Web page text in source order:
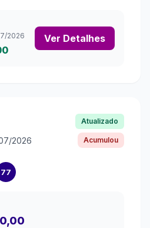
2026 Ver Detalhes
2026
Atualizado
Acumulou
77